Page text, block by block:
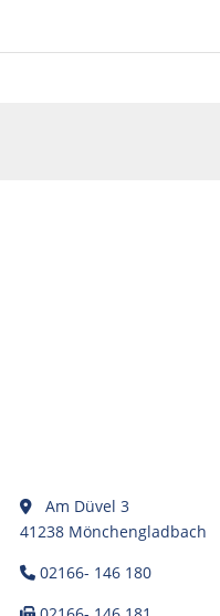
Am Düvel 3
41238 Mönchengladbach
02166- 146 180